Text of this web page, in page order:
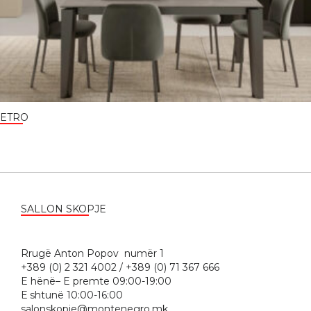
ETRO
SALLON SKOPJE
Rrugë Anton Popov numër 1
+389 (0) 2 321 4002 / +389 (0) 71 367 666
E hënë– E premte 09:00-19:00
Е shtunë 10:00-16:00